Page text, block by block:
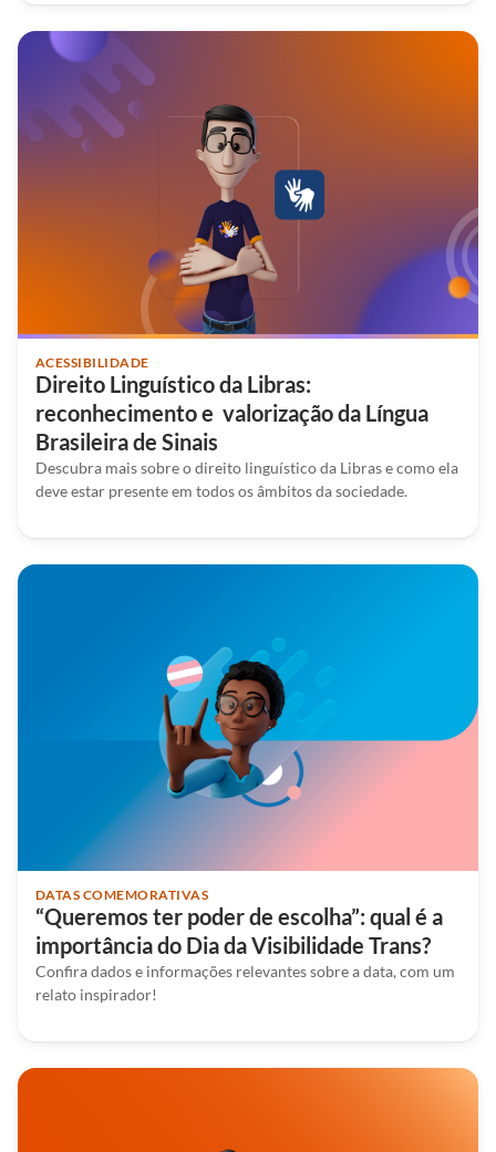
ACESSIBILIDADE
Direito Linguístico da Libras:
reconhecimento e valorização da Língua
Brasileira de Sinais
Descubra mais sobre o direito linguístico da Libras e como ela
deve estar presente em todos os âmbitos da sociedade.
DATAS COMEMORATIVAS
“Queremos ter poder de escolha”: qual é a
importância do Dia da Visibilidade Trans?
Confira dados e informações relevantes sobre a data, com um
relato inspirador!